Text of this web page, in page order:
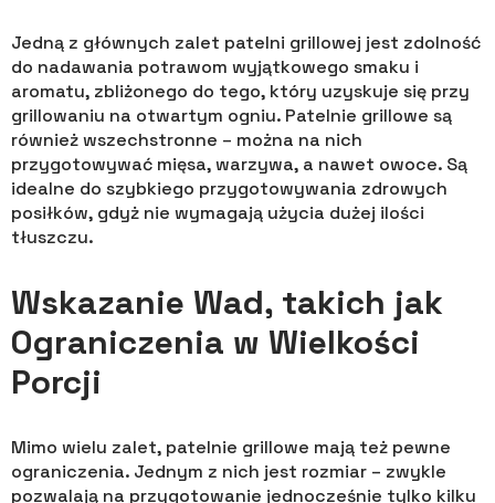
Jedną z głównych zalet patelni grillowej jest zdolność
do nadawania potrawom wyjątkowego smaku i
aromatu, zbliżonego do tego, który uzyskuje się przy
grillowaniu na otwartym ogniu. Patelnie grillowe są
również wszechstronne – można na nich
przygotowywać mięsa, warzywa, a nawet owoce. Są
idealne do szybkiego przygotowywania zdrowych
posiłków, gdyż nie wymagają użycia dużej ilości
tłuszczu.
Wskazanie Wad, takich jak
Ograniczenia w Wielkości
Porcji
Mimo wielu zalet, patelnie grillowe mają też pewne
ograniczenia. Jednym z nich jest rozmiar – zwykle
pozwalają na przygotowanie jednocześnie tylko kilku